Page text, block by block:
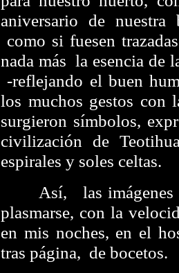
aniversario de
como si fuesen
nada más la esencia de
-reflejando el buen
los muchos gestos con
surgieron símbolos,
civilización de
espirales y soles celtas.
Así, las imágenes y
plasmarse, con la
en mis noches, en el
tras página, de